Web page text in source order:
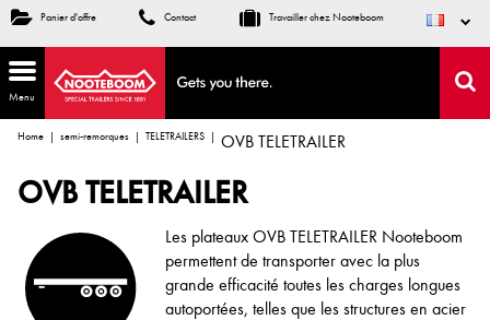
Panier d'offre Contact Travailler chez Nooteboom
Menu
Home semi-remorques TELETRAILERS OVB TELETRAILER
OVB TELETRAILER
Les plateaux OVB TELETRAILER Nooteboom
permettent de transporter avec la plus
grande efficacité toutes les charges longues
autoportées, telles que les structures en acier